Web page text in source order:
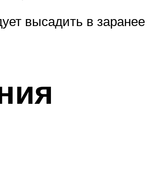
высадить в заранее